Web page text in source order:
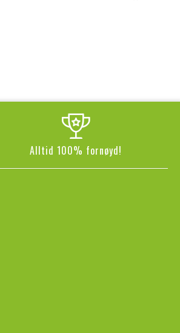
Alltid 100% fornøyd!